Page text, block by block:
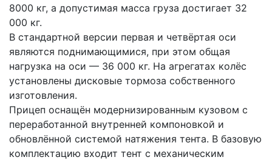
8000 кг, а допустимая масса груза достигает 32
000 кг.
В стандартной версии первая и четвёртая оси
являются поднимающимися, при этом общая
нагрузка на оси — 36 000 кг. На агрегатах колёс
установлены дисковые тормоза собственного
изготовления.
Прицеп оснащён модернизированным кузовом с
переработанной внутренней компоновкой и
обновлённой системой натяжения тента. В базовую
комплектацию входит тент с механическим